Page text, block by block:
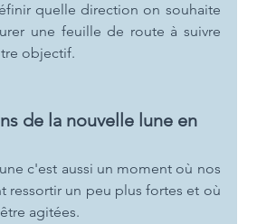
quelle direction on souhaite
une feuille de route à suivre
objectif.
de la nouvelle lune en
c'est aussi un moment où nos
ressortir un peu plus fortes et où
agitées.